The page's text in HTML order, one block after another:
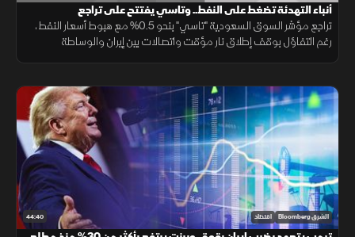
أنباء التهدئة تضغط على النفط.. وتاسي يفتتح على تراجع
تراجع مؤشر السوق السعودية "تاسي" بنحو 0.5% مع هبوط أسعار النفط،
رغم التفاؤل بوقف إطلاق نار مؤقت واتصالات بين إيران والوساطة
44:40 الشرق Bloomberg اقتصاد